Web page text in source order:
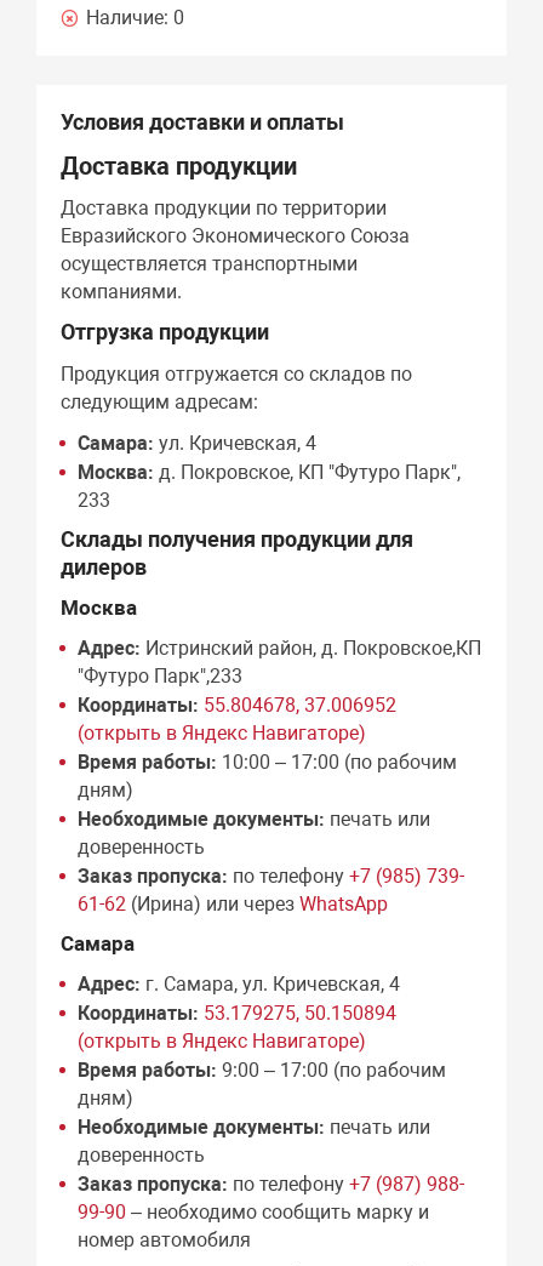
Наличие: 0
Условия доставки и оплаты
Доставка продукции
Доставка продукции по территории
Евразийского Экономического Союза
осуществляется транспортными
компаниями.
Отгрузка продукции
Продукция отгружается со складов по
следующим адресам:
Самара: ул. Кричевская, 4
Москва: д. Покровское, КП "Футуро Парк",
233
Склады получения продукции для
дилеров
Москва
Адрес: Истринский район, д. Покровское,КП
"Футуро Парк",233
Координаты: 55.804678, 37.006952
(открыть в Яндекс Навигаторе)
Время работы: 10:00 – 17:00 (по рабочим
дням)
Необходимые документы: печать или
доверенность
Заказ пропуска: по телефону+7 (985) 739-
61-62 (Ирина) или черезWhatsApp
Самара
Адрес: г. Самара, ул. Кричевская, 4
Координаты: 53.179275, 50.150894
(открыть в Яндекс Навигаторе)
Время работы: 9:00 – 17:00 (по рабочим
дням)
Необходимые документы: печать или
доверенность
Заказ пропуска: по телефону+7 (987) 988-
99-90 – необходимо сообщить марку и
номер автомобиля